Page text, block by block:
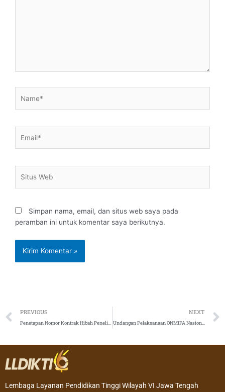
Web
Simpan nama, email, dan situs web saya pada
peramban ini untuk komentar saya berikutnya.
Prev
PREVIOUS
Penetapan Nomor Kontrak Hibah Penelitian dan Pengabdian Tahun 2022 Tahap Kedua
NEXT
Undangan Pelaksanaan ONMIPA Nasional 2022
Lembaga Layanan Pendidikan Tinggi Wilayah VI Jawa Tengah